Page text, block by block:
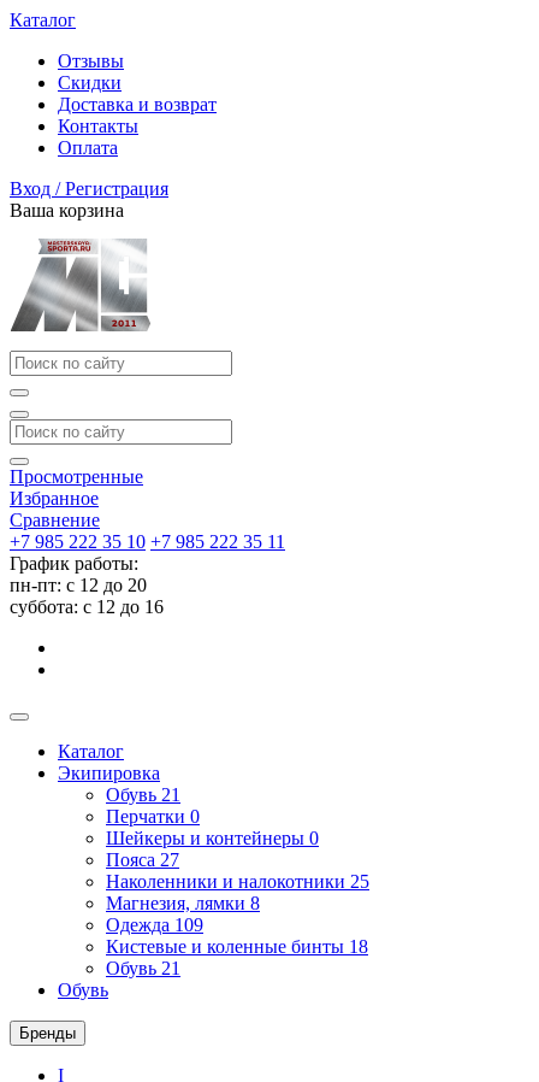
Каталог
Отзывы
Скидки
Доставка и возврат
Контакты
Оплата
Вход / Регистрация
Ваша корзина
Просмотренные
Избранное
Сравнение
+7 985 222 35 10 +7 985 222 35 11
График работы:
пн-пт: с 12 до 20
суббота: c 12 до 16
Каталог
Экипировка
Обувь 21
Перчатки 0
Шейкеры и контейнеры 0
Пояса 27
Наколенники и налокотники 25
Магнезия, лямки 8
Одежда 109
Кистевые и коленные бинты 18
Обувь 21
Обувь
Бренды
I